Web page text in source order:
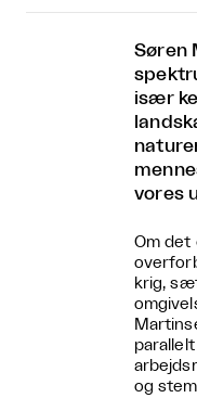
Søren
især
vores
Om det
krig,
og